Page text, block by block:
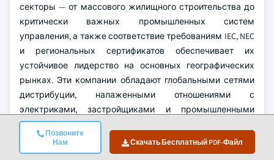
Позвоните
Нам
Скачать Бесплатный PDF-Файл
секторы — от массового жилищного строительства до
критически важных промышленных систем
управления, а также соответствие требованиям IEC, NEC
и региональных сертификатов обеспечивает их
устойчивое лидерство на основных географических
рынках. Эти компании обладают глобальными сетями
дистрибуции, налаженными отношениями с
электриками, застройщиками и промышленными
производителями оборудования, а также
значительными инвестициями в НИОКР,
направленными на разработку умных переключателей,